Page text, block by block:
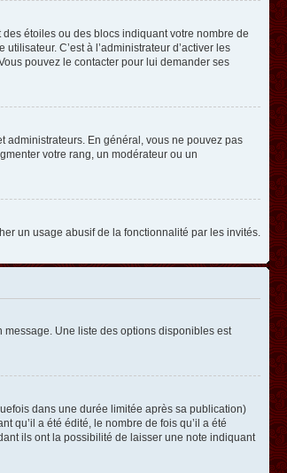
étoiles ou des blocs indiquant votre nombre de
C’est à l’administrateur d’activer les
pouvez le contacter pour lui demander ses
administrateurs. En général, vous ne pouvez pas
votre rang, un modérateur ou un
un usage abusif de la fonctionnalité par les invités.
Une liste des options disponibles est
dans une durée limitée après sa publication)
qu’il a été édité, le nombre de fois qu’il a été
ils ont la possibilité de laisser une note indiquant